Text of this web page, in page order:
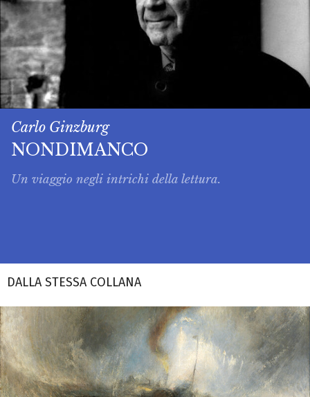
Carlo Ginzburg
NONDIMANCO
Un viaggio negli intrichi della lettura.
DALLA STESSA COLLANA